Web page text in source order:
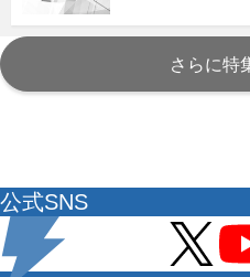
さらに特
公式SNS